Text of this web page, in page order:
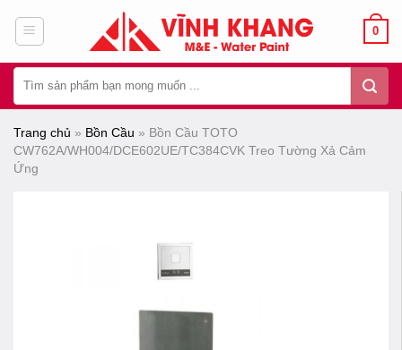
dung
0
kiếm:
Trang chủ » Bồn Cầu » Bồn Cầu TOTO
CW762A/WH004/DCE602UE/TC384CVK Treo Tường Xả Cảm
Ứng